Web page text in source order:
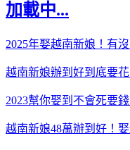
加載中...
2025年娶越南新娘！有
越南新娘辦到好到底要
2023幫你娶到不會死要
越南新娘48萬辦到好！